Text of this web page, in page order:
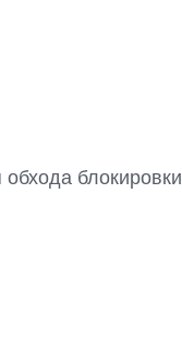
блокировки